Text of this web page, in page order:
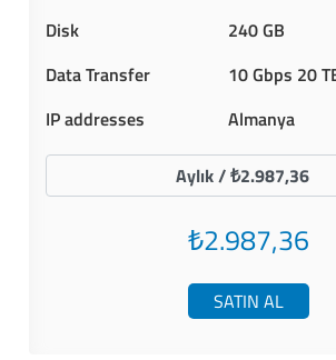
240 GB
10 Gbps 20
Almanya
₺2.987,36
SATIN AL